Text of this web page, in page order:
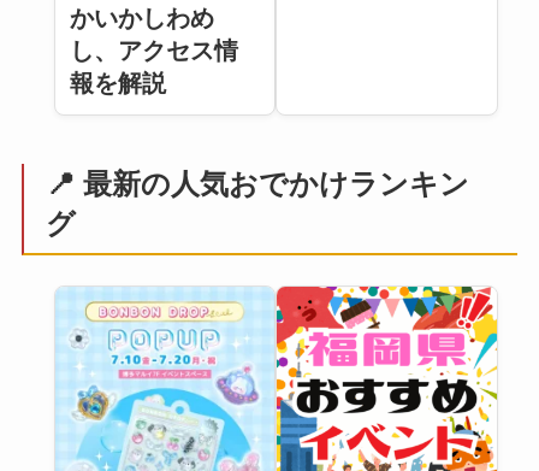
かいかしわめ
し、アクセス情
報を解説
📍 最新の人気おでかけランキン
グ